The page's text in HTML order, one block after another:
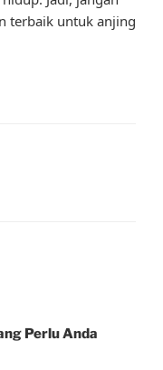
terbaik untuk anjing
Perlu Anda